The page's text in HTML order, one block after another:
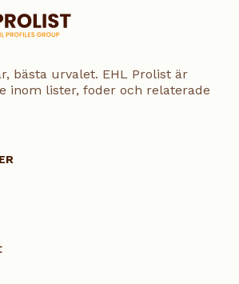
bästa urvalet. EHL Prolist är
inom lister, foder och relaterade